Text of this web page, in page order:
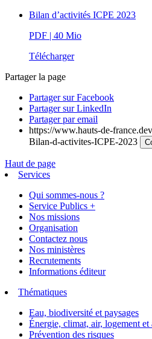
Bilan d’activités ICPE 2023
PDF | 40 Mio
Télécharger
Partager la page
Partager sur Facebook
Partager sur LinkedIn
Partager par email
https://www.hauts-de-
Bilan-d-activites-ICPE-2023
Haut de page
Services
Qui sommes-nous ?
Service Publics +
Nos missions
Organisation
Contactez nous
Nos ministères
Recrutements
Informations éditeur
Thématiques
Eau, biodiversité et paysages
Énergie, climat, air, logement et
Prévention des risques